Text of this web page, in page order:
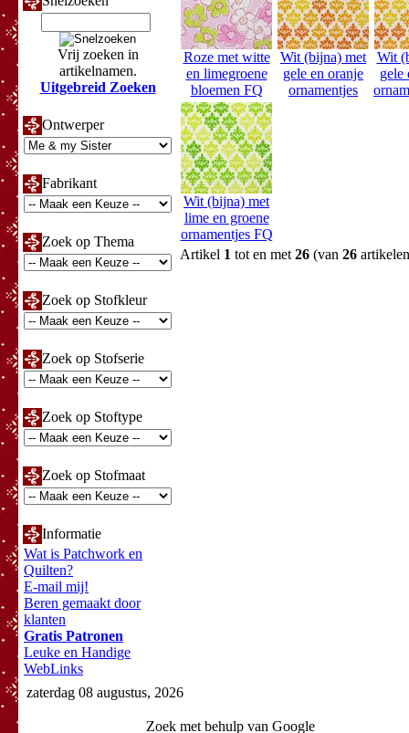
Vrij zoeken in
artikelnamen.
Uitgebreid Zoeken
Ontwerper
Fabrikant
Zoek op Thema
Zoek op Stofkleur
Zoek op Stofserie
Zoek op Stoftype
Zoek op Stofmaat
Informatie
Wat is Patchwork en
Quilten?
E-mail mij!
Beren gemaakt door
klanten
Gratis Patronen
Leuke en Handige
WebLinks
Roze met witte
en limegroene
bloemen FQ
Wit (bijna) met
gele en oranje
ornamentjes
Wit
gele
Wit (bijna) met
lime en groene
ornamentjes FQ
Artikel 1 tot en met 26 (van 26
zaterdag 08 augustus, 2026
Zoek met behulp van Google